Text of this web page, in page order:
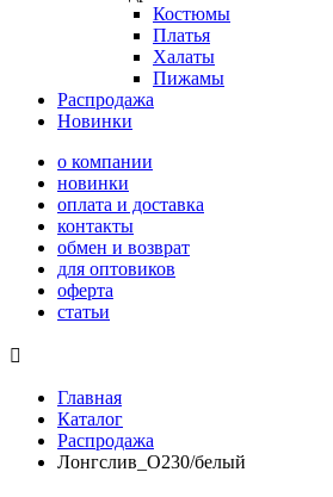
Костюмы
Платья
Халаты
Пижамы
Распродажа
Новинки
о компании
новинки
оплата и доставка
контакты
обмен и возврат
для оптовиков
оферта
статьи

Главная
Каталог
Распродажа
Лонгслив_О230/белый